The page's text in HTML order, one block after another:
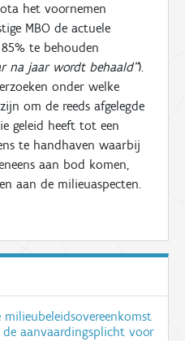
het voornemen
MBO de actuele
te behouden
na jaar wordt behaald”).
onder welke
om de reeds afgelegde
geleid heeft tot een
te handhaven waarbij
aan bod komen,
aan de milieuaspecten.
de aanvaardingsplicht voor